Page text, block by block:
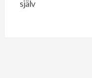
själv